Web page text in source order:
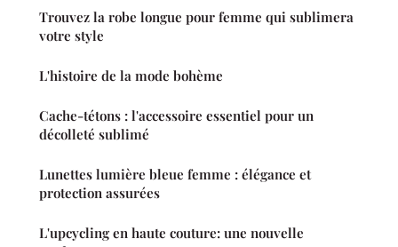
Trouvez la robe longue pour femme qui sublimera
votre style
L'histoire de la mode bohème
Cache-tétons : l'accessoire essentiel pour un
décolleté sublimé
Lunettes lumière bleue femme : élégance et
protection assurées
L'upcycling en haute couture: une nouvelle